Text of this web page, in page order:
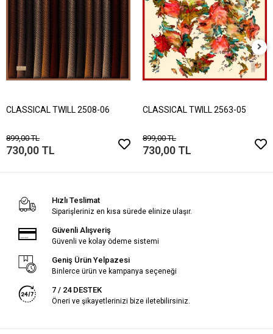
CLASSICAL TWILL 2508-06
899,00 TL
730,00 TL
CLASSICAL TWILL 2563-05
899,00 TL
730,00 TL
Hızlı Teslimat
Siparişleriniz en kısa sürede elinize ulaşır.
Güvenli Alışveriş
Güvenli ve kolay ödeme sistemi
Geniş Ürün Yelpazesi
Binlerce ürün ve kampanya seçeneği
7 / 24 DESTEK
Öneri ve şikayetlerinizi bize iletebilirsiniz.